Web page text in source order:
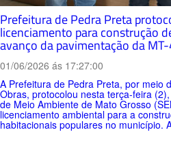
Prefeitura de Pedra Preta
licenciamento para construção
avanço da pavimentação da
01/06/2026 ás 17:27:00
A Prefeitura de Pedra Preta, por meio
Obras, protocolou nesta terça-feira
de Meio Ambiente de Mato Grosso
licenciamento ambiental para a
habitacionais populares no município.